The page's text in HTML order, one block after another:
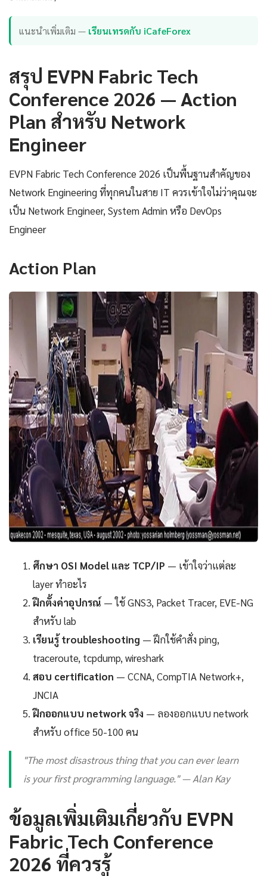
แนะนำเพิ่มเติม — เรียนเทรดกับ iCafeForex
สรุป EVPN Fabric Tech
Conference 2026 — Action
Plan สำหรับ Network
Engineer
EVPN Fabric Tech Conference 2026 เป็นพื้นฐานสำคัญของ
Network Engineering ที่ทุกคนในสาย IT ควรเข้าใจไม่ว่าคุณจะ
เป็น Network Engineer, System Admin หรือ DevOps
Engineer
Action Plan
ศึกษา OSI Model และ TCP/IP — เข้าใจว่าแต่ละ
layer ทำอะไร
ฝึกตั้งค่าอุปกรณ์ — ใช้ GNS3, Packet Tracer, EVE-NG
สำหรับ lab
เรียนรู้ troubleshooting — ฝึกใช้คำสั่ง ping,
traceroute, tcpdump, wireshark
สอบ certification — CCNA, CompTIA Network+,
JNCIA
ฝึกออกแบบ network จริง — ลองออกแบบ network
สำหรับ office 50-100 คน
"The most disastrous thing that you can ever learn
is your first programming language." — Alan Kay
ข้อมูลเพิ่มเติมเกี่ยวกับ EVPN
Fabric Tech Conference
2026 ที่ควรรู้